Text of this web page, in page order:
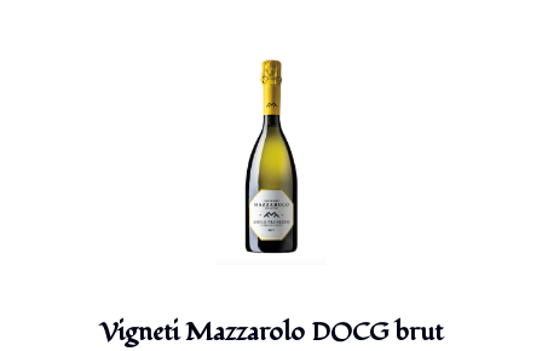
Vigneti Mazzarolo DOCG brut